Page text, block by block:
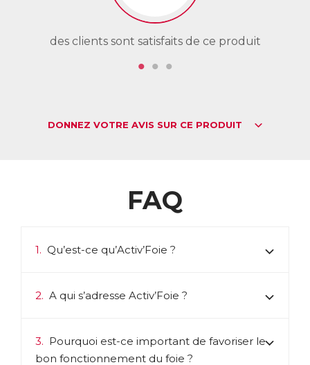
des clients sont satisfaits de ce produit
DONNEZ VOTRE AVIS SUR CE PRODUIT
FAQ
1. Qu’est-ce qu’Activ’Foie ?
2. A qui s’adresse Activ’Foie ?
3. Pourquoi est-ce important de favoriser le
bon fonctionnement du foie ?